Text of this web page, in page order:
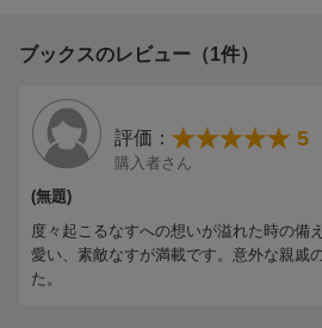
ブックスのレビュー（1件）
評価： 5
購入者さん
(無題)
度々起こるなすへの想いが溢れた時の備
愛い、素敵なすが満載です。意外な親戚
た。